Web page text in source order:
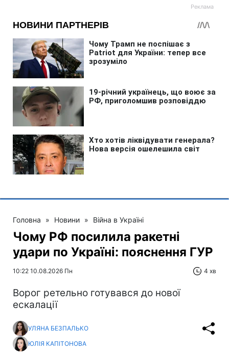
Головна » Новини » Війна в Україні
Чому РФ посилила ракетні
удари по Україні: пояснення ГУР
10:22 10.08.2026 Пн 4 хв
Ворог ретельно готувався до нової
ескалації
УЛЯНА БЕЗПАЛЬКО
ЮЛІЯ КАПІТОНОВА